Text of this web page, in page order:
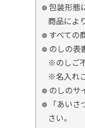
包装形態
商品によ
すべての
のしの表
※のしご
※名入れ
のしのサ
「あい
さい。